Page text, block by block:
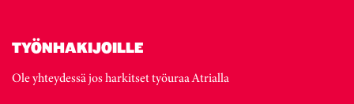
TYÖNHAKIJOILLE
Ole yhteydessä jos harkitset työuraa Atrialla